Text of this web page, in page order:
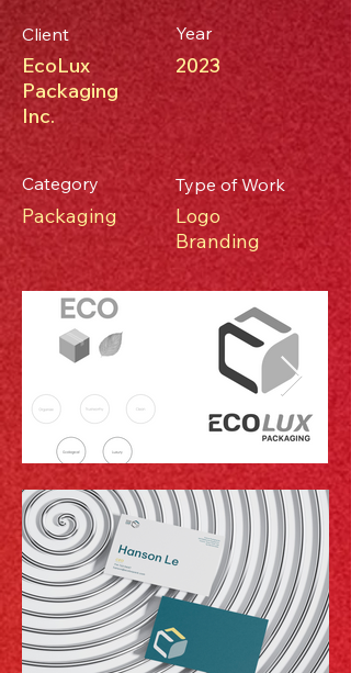
Client
EcoLux
Packaging
Inc.
Year
2023
Category
Packaging
Type of Work
Logo
​Branding